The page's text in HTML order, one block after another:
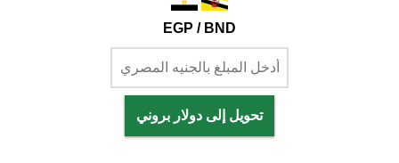
EGP / BND
تحويل إلى دولار بروني